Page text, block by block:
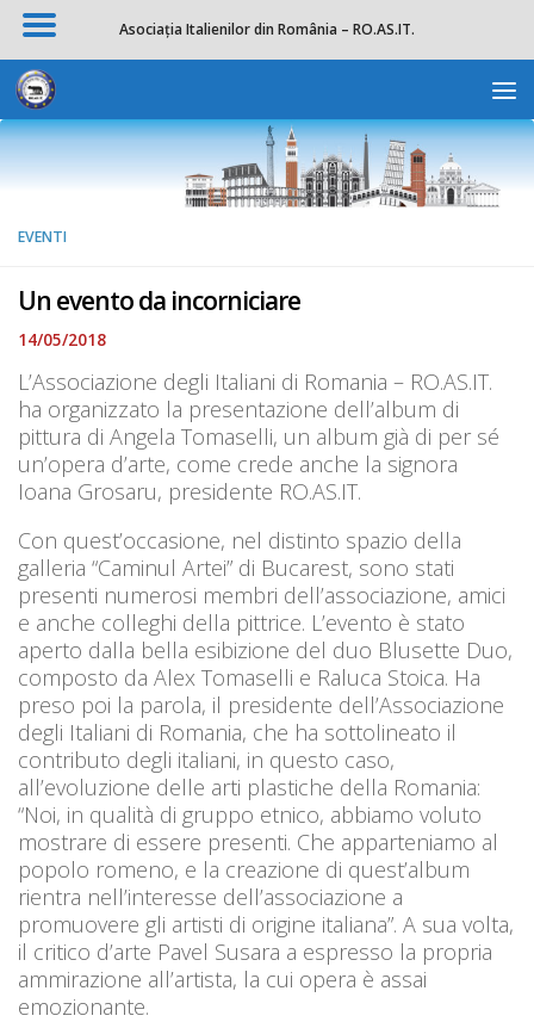
Apri la
Salta al contenuto
EVENTI
Un evento da incorniciare
14/05/2018
L’Associazione degli Italiani di Romania – RO.AS.IT.
ha organizzato la presentazione dell’album di
pittura di Angela Tomaselli, un album già di per sé
un’opera d’arte, come crede anche la signora
Ioana Grosaru, presidente RO.AS.IT.
Con quest’occasione, nel distinto spazio della
galleria “Caminul Artei” di Bucarest, sono stati
presenti numerosi membri dell’associazione, amici
e anche colleghi della pittrice. L’evento è stato
aperto dalla bella esibizione del duo Blusette Duo,
composto da Alex Tomaselli e Raluca Stoica. Ha
preso poi la parola, il presidente dell’Associazione
degli Italiani di Romania, che ha sottolineato il
contributo degli italiani, in questo caso,
all’evoluzione delle arti plastiche della Romania:
“Noi, in qualità di gruppo etnico, abbiamo voluto
mostrare di essere presenti. Che apparteniamo al
popolo romeno, e la creazione di quest’album
rientra nell’interesse dell’associazione a
promuovere gli artisti di origine italiana”. A sua volta,
il critico d’arte Pavel Susara a espresso la propria
ammirazione all’artista, la cui opera è assai
emozionante.
Asociația Italienilor din România – RO.AS.IT.